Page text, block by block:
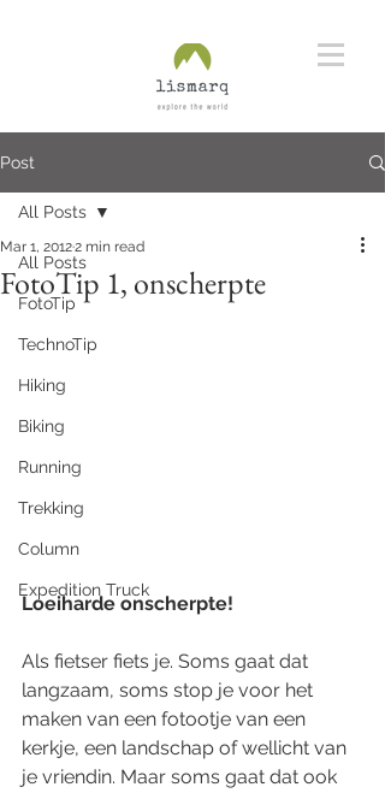
Post
All Posts
FotoTip
TechnoTip
Hiking
Biking
Running
Trekking
Column
Expedition Truck
All Posts
FotoTip 1, onscherpte
Mar 1, 20122 min read
Loeiharde onscherpte!
Als fietser fiets je. Soms gaat dat
langzaam, soms stop je voor het
maken van een fotootje van een
kerkje, een landschap of wellicht van
je vriendin. Maar soms gaat dat ook